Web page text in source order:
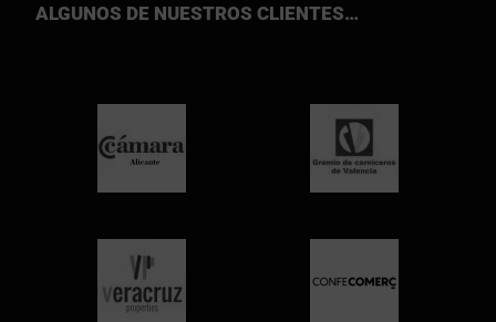
ALGUNOS DE NUESTROS CLIENTES…